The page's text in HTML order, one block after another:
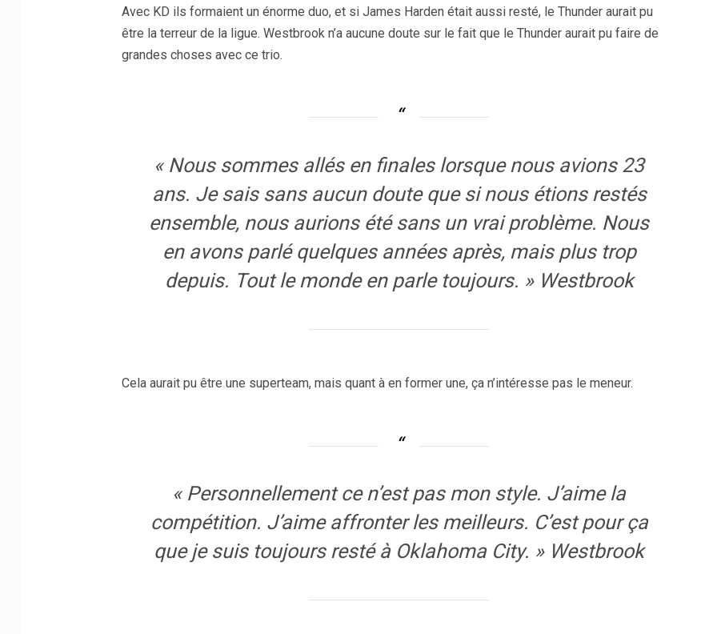
Avec KD ils formaient un énorme duo, et si James Harden était aussi resté, le Thunder aurait pu
être la terreur de la ligue. Westbrook n’a aucune doute sur le fait que le Thunder aurait pu faire de
grandes choses avec ce trio.
« Nous sommes allés en finales lorsque nous avions 23
ans. Je sais sans aucun doute que si nous étions restés
ensemble, nous aurions été sans un vrai problème. Nous
en avons parlé quelques années après, mais plus trop
depuis. Tout le monde en parle toujours. » Westbrook
Cela aurait pu être une superteam, mais quant à en former une, ça n’intéresse pas le meneur.
« Personnellement ce n’est pas mon style. J’aime la
compétition. J’aime affronter les meilleurs. C’est pour ça
que je suis toujours resté à Oklahoma City. » Westbrook